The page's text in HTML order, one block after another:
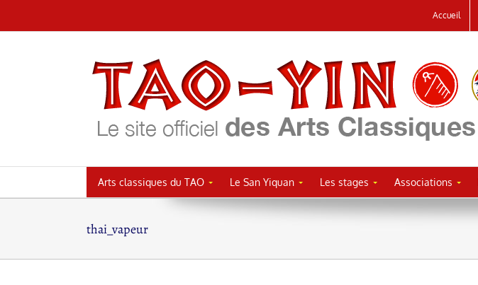
au
Accueil
Arts classiques du TAO Le San Yiquan Les stages Associations
thai_vapeur